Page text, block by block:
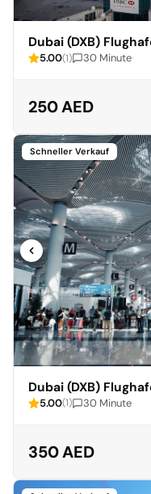
Dubai (DXB)
5.00(1) 30 Minute
250 AED
Schneller Verkauf
Dubai (DXB)
5.00(1) 30 Minute
350 AED